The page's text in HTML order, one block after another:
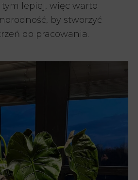
lepiej, więc warto
by stworzyć
do pracowania.